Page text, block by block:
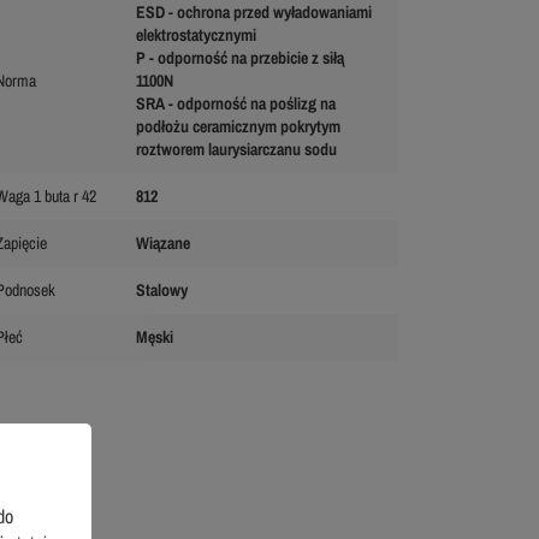
ESD - ochrona przed wyładowaniami
elektrostatycznymi
P - odporność na przebicie z siłą
1100N
SRA - odporność na poślizg na
podłożu ceramicznym pokrytym
roztworem laurysiarczanu sodu
1 buta r 42 812
Wiązane
Stalowy
Męski